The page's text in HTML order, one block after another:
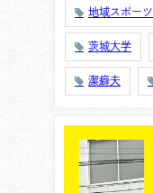
地域スポーツ
茨城大学
潔癖夫